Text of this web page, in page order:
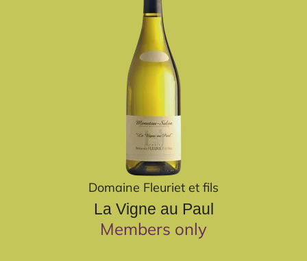
Domaine Fleuriet et fils
La Vigne au Paul
Members only